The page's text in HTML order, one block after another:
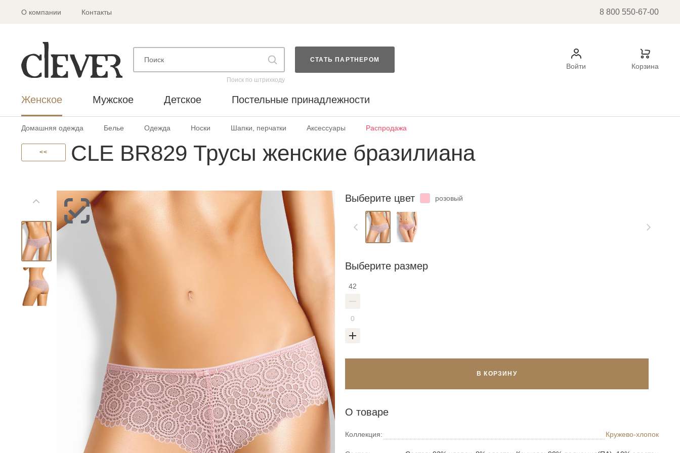
О компании Контакты 8 800 550-67-00
Поиск по штрихкоду
СТАТЬ ПАРТНЕРОМ
Войти Корзина
Женское Мужское Детское Постельные принадлежности
Домашняя одежда Белье Одежда Носки Шапки, перчатки Аксессуары Распродажа
<< CLE BR829 Трусы женские бразилиана
Выберите цвет розовый
Выберите размер
42
В КОРЗИНУ
О товаре
Коллекция: Кружево-хлопок